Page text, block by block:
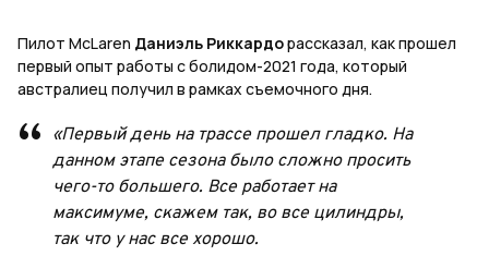
Пилот McLaren Даниэль Риккардорассказал, как прошел
первый опыт работы с болидом-2021 года, который
австралиец получил в рамках съемочного дня.
«Первый день на трассе прошел гладко. На
данном этапе сезона было сложно просить
чего-то большего. Все работает на
максимуме, скажем так, во все цилиндры,
так что у нас все хорошо.